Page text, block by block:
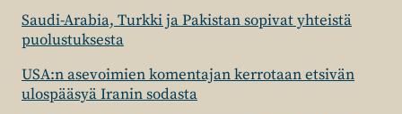
Saudi-Arabia, Turkki ja Pakistan sopivat yhteistä
puolustuksesta
USA:n asevoimien komentajan kerrotaan etsivän
ulospääsyä Iranin sodasta